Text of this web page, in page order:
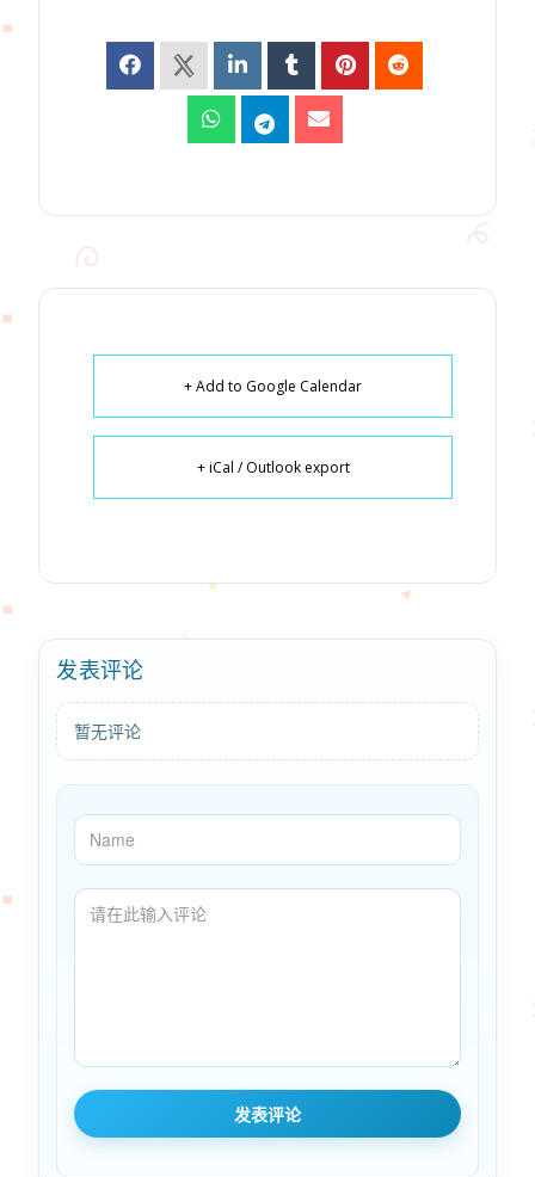
+ Add to Google Calendar
+ iCal / Outlook export
发表评论
暂无评论